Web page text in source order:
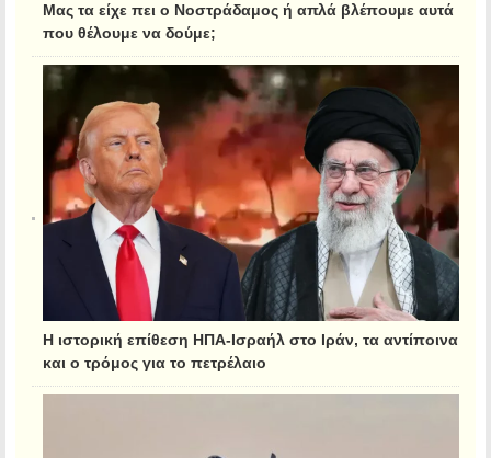
Μας τα είχε πει ο Νοστράδαμος ή απλά βλέπουμε αυτά
που θέλουμε να δούμε;
Η ιστορική επίθεση ΗΠΑ-Ισραήλ στο Ιράν, τα αντίποινα
και ο τρόμος για το πετρέλαιο